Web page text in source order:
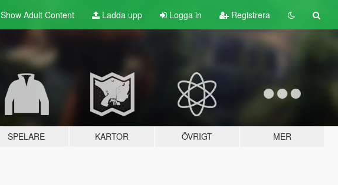
Show Adult Content Ladda upp Logga in Registrera
SPELARE KARTOR ÖVRIGT MER